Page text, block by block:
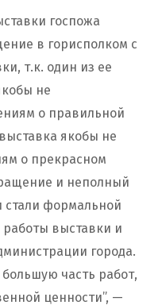
госпожа
в горисполком с
т.к. один из ее
не
о правильной
якобы не
о прекрасном
и неполный
стали формальной
выставки и
города.
часть работ,
ценности”, —